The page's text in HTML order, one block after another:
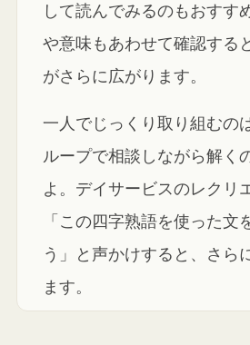
して読んでみるのもおすす
や意味もあわせて確認する
がさらに広がります。
一人でじっくり取り組むの
ループで相談しながら解く
よ。デイサービスのレクリ
「この四字熟語を使った文
う」と声かけすると、さら
ます。